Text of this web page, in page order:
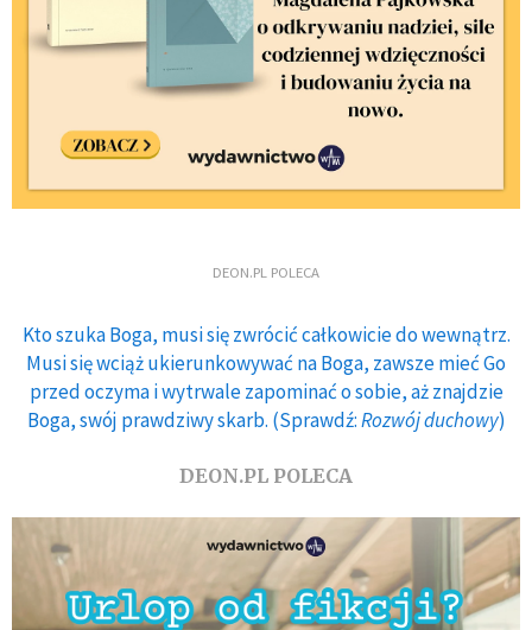
DEON.PL POLECA
Kto szuka Boga, musi się zwrócić całkowicie do wewnątrz.
Musi się wciąż ukierunkowywać na Boga, zawsze mieć Go
przed oczyma i wytrwale zapominać o sobie, aż znajdzie
Boga, swój prawdziwy skarb. (Sprawdź:Rozwój duchowy)
DEON.PL POLECA